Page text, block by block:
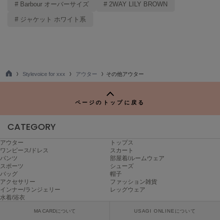
FURFUR
ファーファー
ジェラート ピケ キャットアンドドッグ
gelato pique Sleep
ジェラート ピケ スリープ
GRAMICCI
グラミチ
Henon.
へノン
# Barbour オーバーサイズ # 2WAY LILY BROWN
# ジャケット ホワイト系
TO
Stylevoice for xxx アウター その他アウター
ページのトップに戻る
CATEGORY
アウター
トップス
ワンピース/ドレス
スカート
パンツ
部屋着/ルームウェア
スポーツ
シューズ
バッグ
帽子
アクセサリー
ファッション雑貨
インナー/ランジェリー
レッグウェア
水着/浴衣
MA CARDについて USAGI ONLINEについて